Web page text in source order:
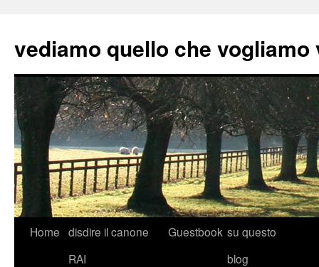
vediamo quello che vogliamo
Skip
Home disdire il canone
RAI
Guestbook su questo
blog